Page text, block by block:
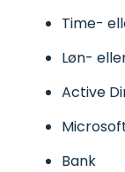
Time-
Løn-
Active
Bank